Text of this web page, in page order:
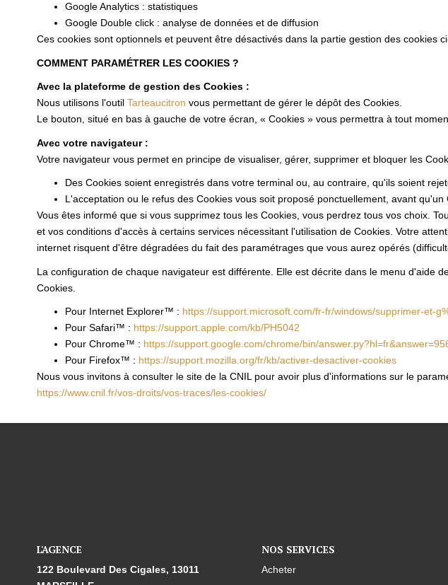
Google Analytics : statistiques
Google Double click : analyse de données et de diffusion
Ces cookies sont optionnels et peuvent être désactivés dans la partie gestion des cookies
COMMENT PARAMÉTRER LES COOKIES ?
Avec la plateforme de gestion des Cookies :
Nous utilisons l'outil Tarteaucitron vous permettant de gérer le dépôt des Cookies.
Le bouton, situé en bas à gauche de votre écran, « Cookies » vous permettra à tout
Avec votre navigateur :
Votre navigateur vous permet en principe de visualiser, gérer, supprimer et bloquer les
Des Cookies soient enregistrés dans votre terminal ou, au contraire, qu'ils soient
L'acceptation ou le refus des Cookies vous soit proposé ponctuellement, avant
Vous êtes informé que si vous supprimez tous les Cookies, vous perdrez tous vos choix.
et vos conditions d'accès à certains services nécessitant l'utilisation de Cookies. Votre
internet risquent d'être dégradées du fait des paramétrages que vous aurez opérés
La configuration de chaque navigateur est différente. Elle est décrite dans le menu d'aide
Cookies.
Pour Internet Explorer™ : https://support.microsoft.com/fr-fr/windows/supprimer-et-
Pour Safari™ : https://support.apple.com/kb/PH5042
Pour Chrome™ : https://support.google.com/chrome/bin/
Pour Firefox™ : https://support.mozilla.org/fr/kb/activer-desactiver-cookies
Nous vous invitons à consulter le site de la CNIL pour avoir plus d'informations sur le
https://www.cnil.fr/vos-droits/vos-traces/les-cookies/
L'AGENCE
122 Boulevard Des Cigales, 13011
NOS SERVICES
Acheter